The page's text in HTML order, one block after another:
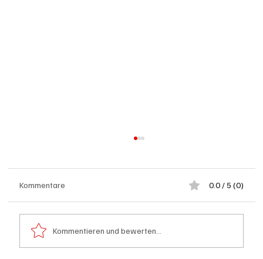
Kommentare 0.0 / 5 (0)
Kommentieren und bewerten...